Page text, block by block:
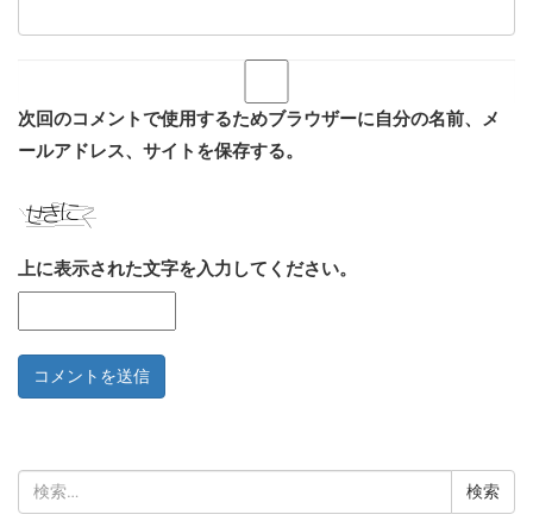
次回のコメントで使用するためブラウザーに自分の名前、メ
ールアドレス、サイトを保存する。
上に表示された文字を入力してください。
索: